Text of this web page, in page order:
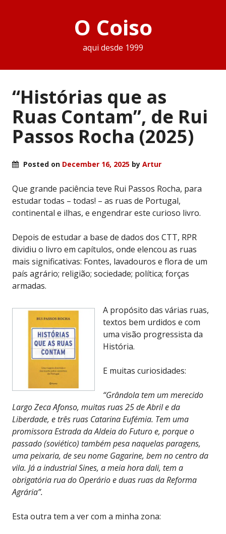
O Coiso
aqui desde 1999
“Histórias que as
Ruas Contam”, de Rui
Passos Rocha (2025)
Posted on December 16, 2025 by Artur
Que grande paciência teve Rui Passos Rocha, para
estudar todas – todas! – as ruas de Portugal,
continental e ilhas, e engendrar este curioso livro.
Depois de estudar a base de dados dos CTT, RPR
dividiu o livro em capítulos, onde elencou as ruas
mais significativas: Fontes, lavadouros e flora de um
país agrário; religião; sociedade; política; forças
armadas.
A propósito das várias ruas,
textos bem urdidos e com
uma visão progressista da
História.
E muitas curiosidades:
“Grândola tem um merecido
Largo Zeca Afonso, muitas ruas 25 de Abril e da
Liberdade, e três ruas Catarina Eufémia. Tem uma
promissora Estrada da Aldeia do Futuro e, porque o
passado (soviético) também pesa naquelas paragens,
uma peixaria, de seu nome Gagarine, bem no centro da
vila. Já a industrial Sines, a meia hora dali, tem a
obrigatória rua do Operário e duas ruas da Reforma
Agrária”.
Esta outra tem a ver com a minha zona: